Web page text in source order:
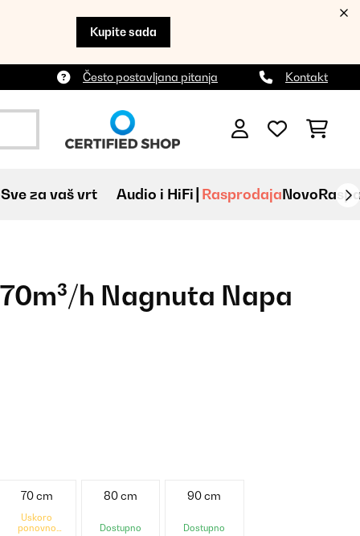
Kupite sada
Često postavljana pitanja Kontakt
Sve za vaš vrt Audio i HiFi RasprodajaNovo
h Nagnuta Napa
70 cm
Uskoro
ponovno
80 cm
Dostupno
90 cm
Dostupno